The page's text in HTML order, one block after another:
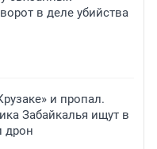
в деле убийства
и пропал.
Забайкалья ищут в
дрон